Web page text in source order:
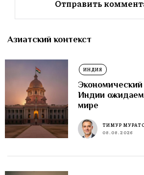
Азиатский контекст
ИНДИЯ
Индии
мире
ТИМУР
08.08.2026